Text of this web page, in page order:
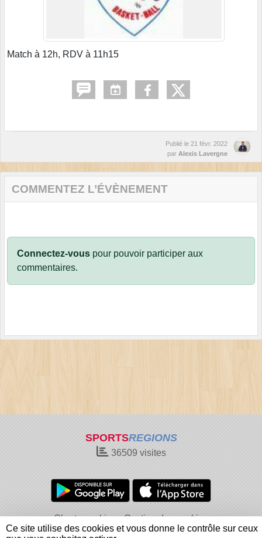
Match à 12h, RDV à 11h15
Publié le 21 févr. 2022
par Alexis Lavergne
COMMENTEZ L’ÉVÈNEMENT
Connectez-vous pour pouvoir participer aux
commentaires.
SPORTSREGIONS
36509 visites
Charte cookies
Gestion des cookies
Informations légales
Signaler un contenu inapproprié
Ce site utilise des cookies et vous donne le contrôle sur ceux